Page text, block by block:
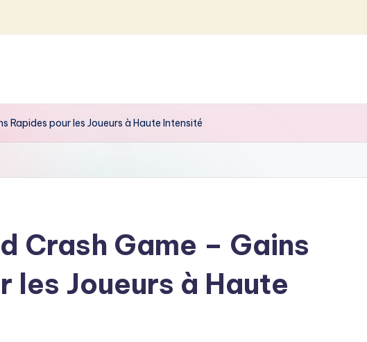
Rapides pour les Joueurs à Haute Intensité
Crash Game – Gains
les Joueurs à Haute